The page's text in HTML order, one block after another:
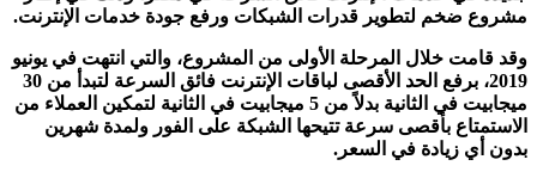
مشروع ضخم لتطوير قدرات الشبكات ورفع جودة خدمات الإنترنت.
وقد قامت خلال المرحلة الأولى من المشروع، والتي انتهت في يونيو
2019، برفع الحد الأقصى لباقات الإنترنت فائق السرعة لتبدأ من 30
ميجابيت في الثانية بدلاً من 5 ميجابيت في الثانية لتمكين العملاء من
الاستمتاع بأقصى سرعة تتيحها الشبكة على الفور ولمدة شهرين
بدون أي زيادة في السعر.